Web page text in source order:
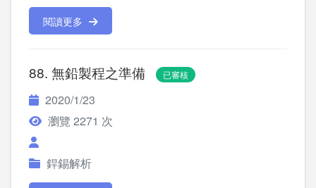
閱讀更多
88. 無鉛製程之準備 已審核
2020/1/23
瀏覽 2271 次
銲錫解析